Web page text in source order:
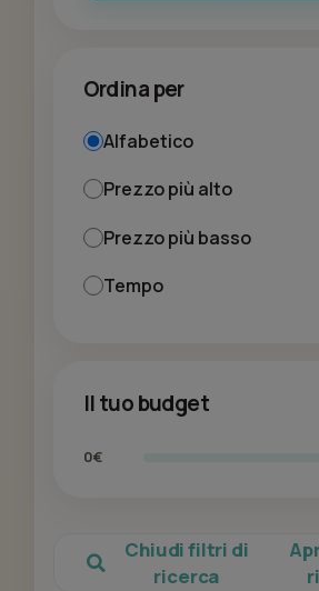
Ordina per
Alfabetico
Prezzo più alto
Prezzo più basso
Tempo
Il tuo budget
0€
Chiudi filtri di
ricerca